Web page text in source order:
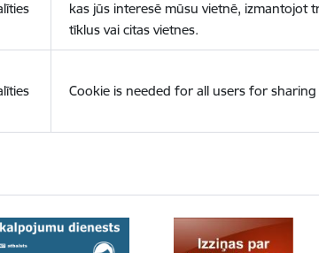
kas jūs interesē mūsu vietnē, izmantojot
tīklus vai citas vietnes.
Cookie is needed for all users for